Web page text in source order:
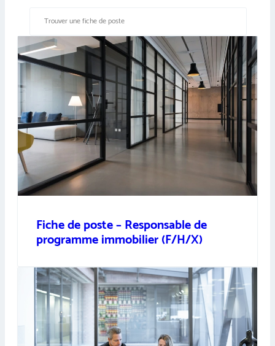
Fiche de poste – Responsable de
programme immobilier (F/H/X)